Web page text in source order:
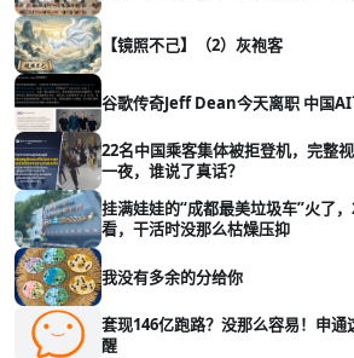
【镜照不己】（2）灰袍客
谷歌传奇Jeff Dean今天离职 中国
22名中国乘客集体被拒登机，完
一夜，谁说了真话？
挂满娃娃的“成都最美垃圾车”火了
看，干活时没那么枯燥压抑
我没有多余的分给你
套现146亿跑路？没那么容易！申
醒